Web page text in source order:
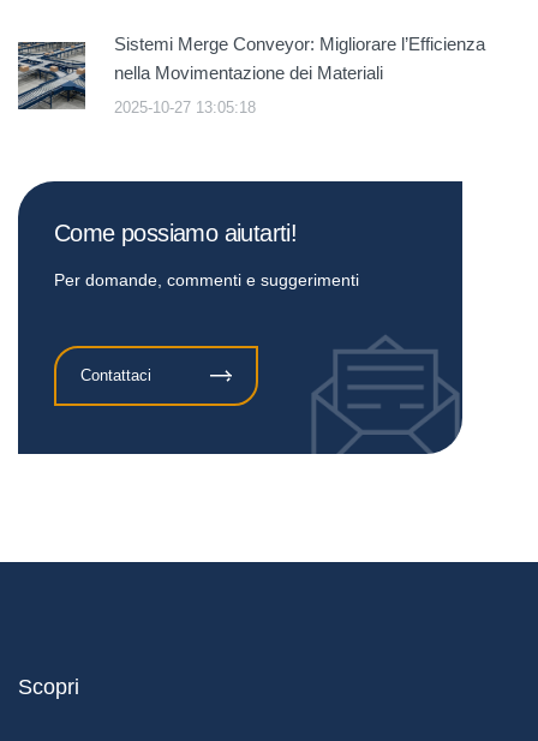
Sistemi Merge Conveyor: Migliorare l’Efficienza
nella Movimentazione dei Materiali
2025-10-27 13:05:18
Come possiamo aiutarti!
Per domande, commenti e suggerimenti
Contattaci
Scopri